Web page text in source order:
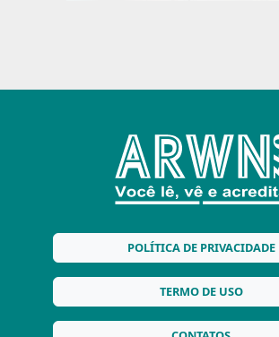
POLÍTICA DE PRIVACIDADE
TERMO DE USO